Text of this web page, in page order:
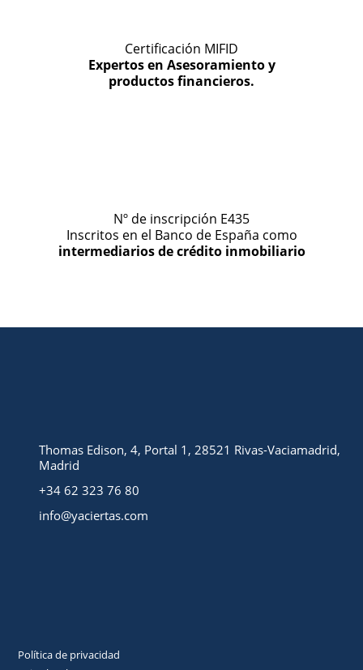
Certificación MIFID
Expertos en Asesoramiento y
productos financieros.
Nº de inscripción E435
Inscritos en el Banco de España como
intermediarios de crédito inmobiliario
Thomas Edison, 4, Portal 1, 28521 Rivas-Vaciamadrid,
Madrid
+34 62 323 76 80
info@yaciertas.com
Política de privacidad